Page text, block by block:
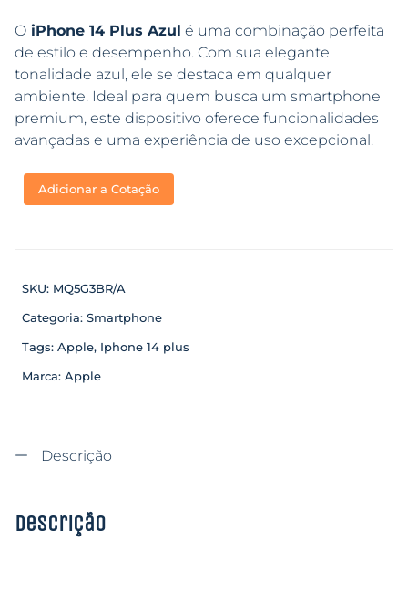
O iPhone 14 Plus Azul é uma combinação perfeita
de estilo e desempenho. Com sua elegante
tonalidade azul, ele se destaca em qualquer
ambiente. Ideal para quem busca um smartphone
premium, este dispositivo oferece funcionalidades
avançadas e uma experiência de uso excepcional.
Adicionar a Cotação
SKU: MQ5G3BR/A
Categoria: Smartphone
Tags: Apple, Iphone 14 plus
Marca: Apple
Descrição
Descrição